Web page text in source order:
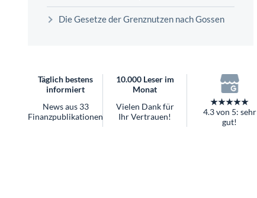
Worauf Sie bei ETFs achten sollten
Die Gesetze der Grenznutzen nach Gossen
Täglich bestens
informiert
News aus 33
Finanzpublikationen
10.000 Leser im
Monat
Vielen Dank für
Ihr Vertrauen!
★★★★★
4.3 von 5: sehr
gut!